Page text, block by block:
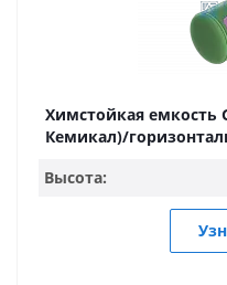
Химстойкая емкость
Кемикал)/
Высота: